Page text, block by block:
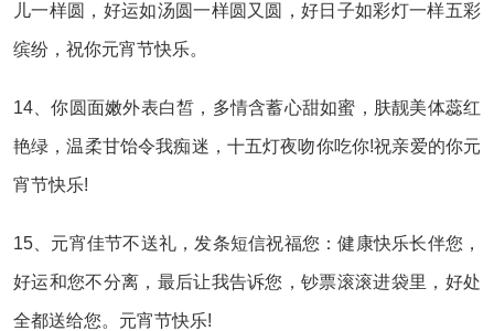
儿一样圆，好运如汤圆一样圆又圆，好日子如彩灯一样五彩
缤纷，祝你元宵节快乐。
14、你圆面嫩外表白皙，多情含蓄心甜如蜜，肤靓美体蕊红
艳绿，温柔甘饴令我痴迷，十五灯夜吻你吃你!祝亲爱的你元
宵节快乐!
15、元宵佳节不送礼，发条短信祝福您：健康快乐长伴您，
好运和您不分离，最后让我告诉您，钞票滚滚进袋里，好处
全都送给您。元宵节快乐!